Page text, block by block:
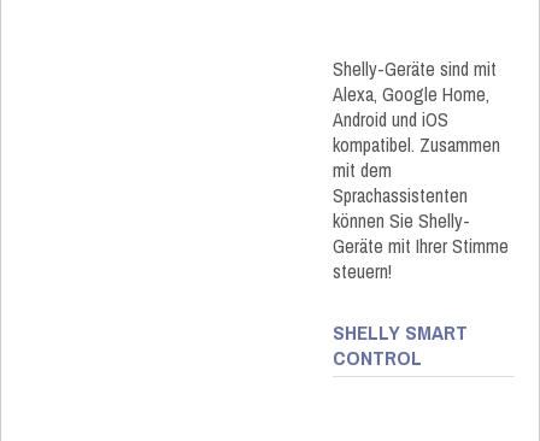
Shelly-Geräte sind mit
Alexa, Google Home,
Android und iOS
kompatibel. Zusammen
mit dem
Sprachassistenten
können Sie Shelly-
Geräte mit Ihrer Stimme
steuern!
SHELLY SMART
CONTROL